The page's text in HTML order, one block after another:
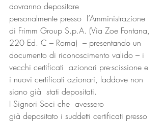
dovranno depositare
personalmente presso  l’Amministrazione
di Frimm Group S.p.A. (Via Zoe Fontana,
220 Ed. C – Roma)  – presentando un
documento di riconoscimento valido – i
vecchi certificati  azionari pre-scissione e
i nuovi certificati azionari, laddove non
siano già  stati depositati.
I Signori Soci che  avessero
già depositato i suddetti certificati presso